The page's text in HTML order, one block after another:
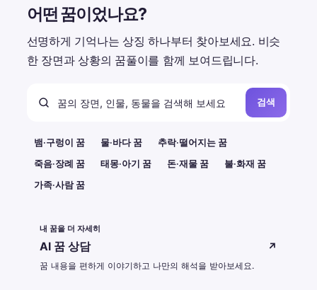
어떤 꿈이었나요?
선명하게 기억나는 상징 하나부터 찾아보세요. 비슷
한 장면과 상황의 꿈풀이를 함께 보여드립니다.
검색
뱀·구렁이 꿈 물·바다 꿈
추락·떨어지는 꿈
죽음·장례 꿈
태몽·아기 꿈 돈·재물 꿈
불·화재 꿈
가족·사람 꿈
내 꿈을 더 자세히
AI 꿈 상담 ↗
꿈 내용을 편하게 이야기하고 나만의 해석을 받아보세요.